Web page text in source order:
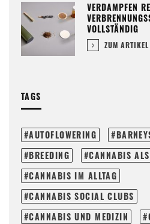
VERDAMPFEN
VOLLSTÄNDIG
ZUM ARTIKEL
TAGS
AUTOFLOWERING
BREEDING
CANNABIS
CANNABIS IM ALLTAG
CANNABIS SOCIAL CLUBS
CANNABIS UND MEDIZIN